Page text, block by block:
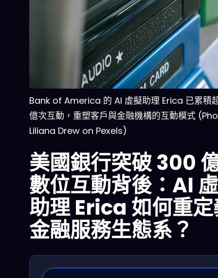
Bank of America 的 AI 虛擬助理 Erica 已累積
億次互動，重塑客戶與金融機構的互動模式
Liliana Drew on Pexels)
美國銀行突破 300
數位互動背後：AI
助理 Erica 如何重
金融服務生態系？